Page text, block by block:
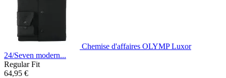
Chemise d'affaires OLYMP Luxor
24/Seven modern...
Regular Fit
64,95 €